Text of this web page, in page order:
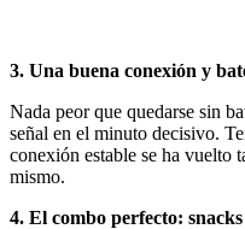
3. Una buena conexión y
Nada peor que quedarse sin
señal en el minuto decisivo.
conexión estable se ha vuelto
mismo.
4. El combo perfecto: